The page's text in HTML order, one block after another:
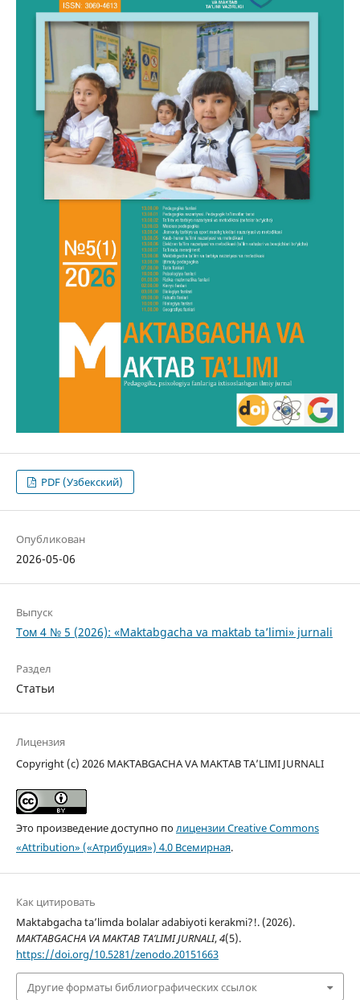
PDF (Узбекский)
Опубликован
2026-05-06
Выпуск
Том 4 № 5 (2026): «Maktabgacha va maktab ta’limi» jurnali
Раздел
Статьи
Лицензия
Copyright (c) 2026 MAKTABGACHA VA MAKTAB TA’LIMI JURNALI
Это произведение доступно полицензии Creative Commons
«Attribution» («Атрибуция») 4.0 Всемирная.
Как цитировать
Maktabgacha ta’limda bolalar adabiyoti kerakmi?!. (2026).
MAKTABGACHA VA MAKTAB TA’LIMI JURNALI,4(5).
https://doi.org/10.5281/zenodo.20151663
Другие форматы библиографических ссылок